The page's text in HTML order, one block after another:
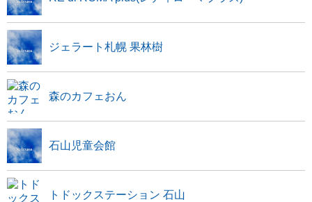
ジェラート札幌 果林樹
森のカフェおん
石山児童会館
トドックステーション 石山